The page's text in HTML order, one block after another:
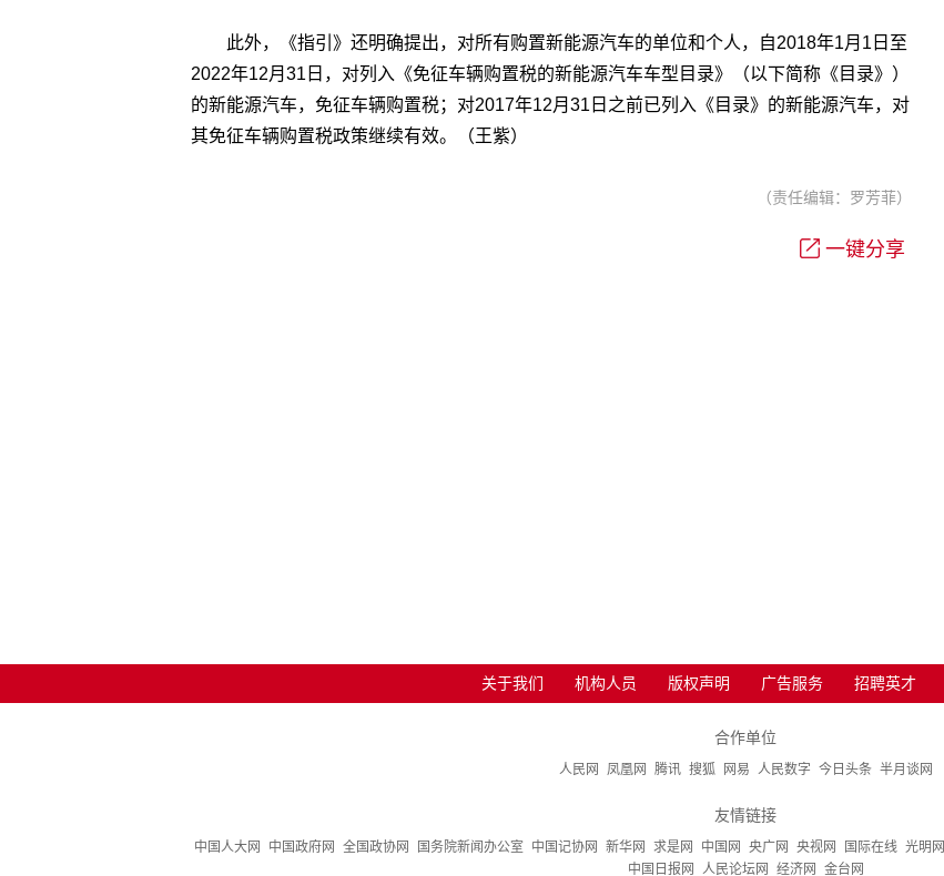
此外，《指引》还明确提出，对所有购置新能源汽车的单位和个人，自2018年1月1日至
2022年12月31日，对列入《免征车辆购置税的新能源汽车车型目录》（以下简称《目录》）
的新能源汽车，免征车辆购置税；对2017年12月31日之前已列入《目录》的新能源汽车，对
其免征车辆购置税政策继续有效。（王紫）
（责任编辑：罗芳菲）
一键分享
关于我们 机构人员 版权声明 广告服务 招聘英才
合作单位
人民网 凤凰网 腾讯 搜狐 网易 人民数字 今日头条 半月谈网
友情链接
中国人大网 中国政府网 全国政协网 国务院新闻办公室 中国记协网 新华网 求是网 中国网 央广网 央视网 国际在线 光明网
中国日报网
人民论坛网 经济网 金台网